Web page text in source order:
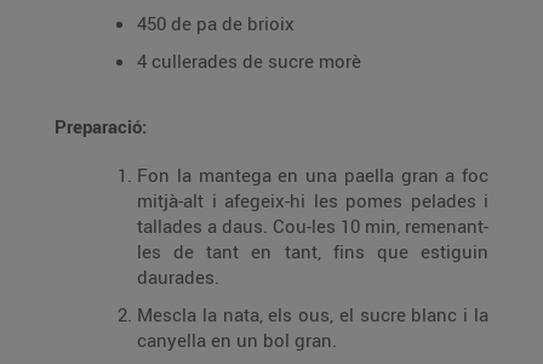
450 de pa de brioix
4 cullerades de sucre morè
Preparació:
Fon la mantega en una paella gran a foc
mitjà-alt i afegeix-hi les pomes pelades i
tallades a daus. Cou-les 10 min, remenant-
les de tant en tant, fins que estiguin
daurades.
Mescla la nata, els ous, el sucre blanc i la
canyella en un bol gran.